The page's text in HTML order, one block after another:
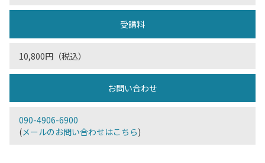
受講料
10,800円（税込）
お問い合わせ
090-4906-6900
(メールのお問い合わせはこちら)